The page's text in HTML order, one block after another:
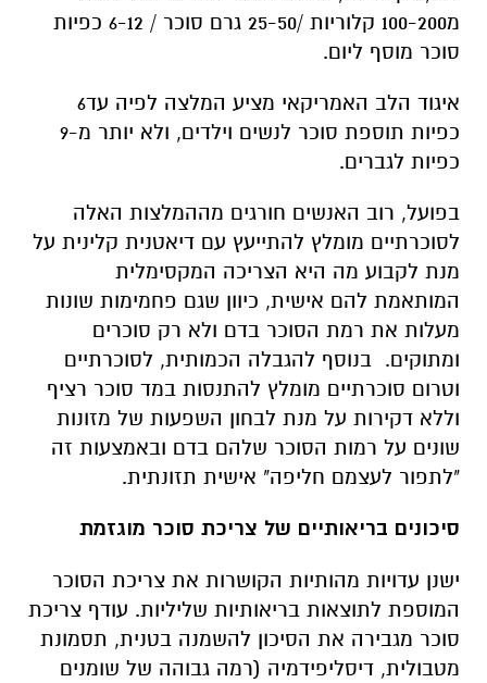
מ100-200 קלוריות /25-50 גרם סוכר / 6-12 כפיות
סוכר מוסף ליום.
איגוד הלב האמריקאי מציע המלצה לפיה עד6
כפיות תוספת סוכר לנשים וילדים, ולא יותר מ-9
כפיות לגברים.
בפועל, רוב האנשים חורגים מההמלצות האלה
לסוכרתיים מומלץ להתייעץ עם דיאטנית קלינית על
מנת לקבוע מה היא הצריכה המקסימלית
המותאמת להם אישית, כיוון שגם פחמימות שונות
מעלות את רמת הסוכר בדם ולא רק סוכרים
ומתוקים. בנוסף להגבלה הכמותית, לסוכרתיים
וטרום סוכרתיים מומלץ להתנסות במד סוכר רציף
וללא דקירות על מנת לבחון השפעות של מזונות
שונים על רמות הסוכר שלהם בדם ובאמצעות זה
"לתפור לעצמם חליפה" אישית תזונתית.
סיכונים בריאותיים של צריכת סוכר מוגזמת
ישנן עדויות מהותיות הקושרות את צריכת הסוכר
המוספת לתוצאות בריאותיות שליליות. עודף צריכת
סוכר מגבירה את הסיכון להשמנה בטנית, תסמונת
מטבולית, דיסליפידמיה (רמה גבוהה של שומנים